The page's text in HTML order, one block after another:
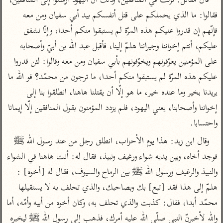
تفسير السمرقندي
تفسير الثعلبي
تفسير أبي السعود
الكشاف للزمخشري
الدر المنثور
تفسير ابن أبي حاتم
تفسير مقاتل
تفسير قتادة
اشترك لتصلك أخبار مشاريعنا
اشترك
راسلنا •تليجرام •تويتر
تعليمات•عن الباحث القرآني
واحتسابا.